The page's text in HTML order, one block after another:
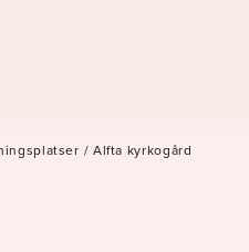
/ Alfta kyrkogård